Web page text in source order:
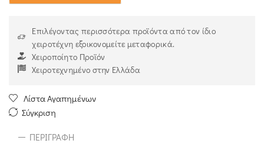
Επιλέγοντας περισσότερα προϊόντα από τον ίδιο
χειροτέχνη εξοικονομείτε μεταφορικά.
Χειροποίητο Προϊόν
Χειροτεχνημένο στην Ελλάδα
Λίστα Αγαπημένων
Σύγκριση
ΠΕΡΙΓΡΑΦΉ